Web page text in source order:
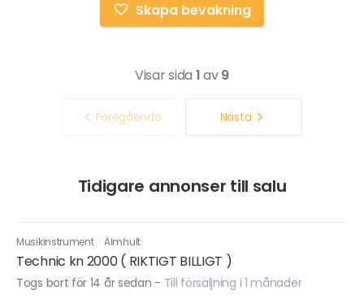
Skapa bevakning
Visar sida 1av9
Föregående Nästa
Tidigare annonser till salu
Musikinstrument ·Älmhult
Technic kn 2000 ( RIKTIGT BILLIGT )
Togs bort för 14 år sedan - Till försäljning i 1 månader